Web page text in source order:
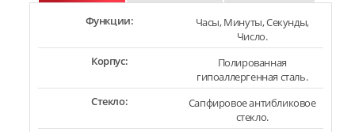
Функции:
Часы, Минуты, Секунды,
Число.
Корпус:
Полированная
гипоаллергенная сталь.
Стекло:
Сапфировое антибликовое
стекло.